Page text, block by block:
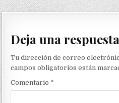
Deja una respuesta
Tu dirección de correo
campos obligatorios están
Comentario *